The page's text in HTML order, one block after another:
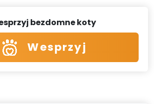
bezdomne koty
Wesprzyj